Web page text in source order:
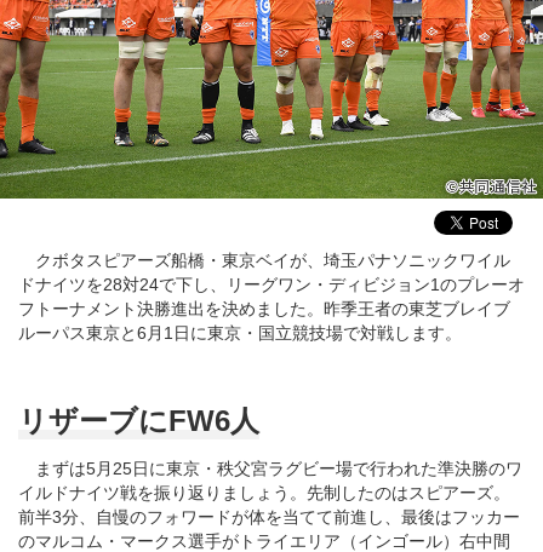
クボタスピアーズ船橋・東京ベイが、埼玉パナソニックワイル
ドナイツを28対24で下し、リーグワン・ディビジョン1のプレーオ
フトーナメント決勝進出を決めました。昨季王者の東芝ブレイブ
ルーパス東京と6月1日に東京・国立競技場で対戦します。
リザーブにFW6人
まずは5月25日に東京・秩父宮ラグビー場で行われた準決勝のワ
イルドナイツ戦を振り返りましょう。先制したのはスピアーズ。
前半3分、自慢のフォワードが体を当てて前進し、最後はフッカー
のマルコム・マークス選手がトライエリア（インゴール）右中間